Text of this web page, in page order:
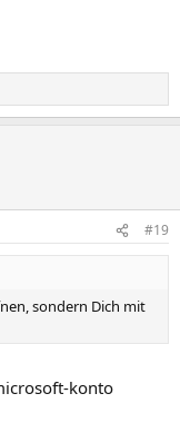
#19
sondern Dich mit
konto